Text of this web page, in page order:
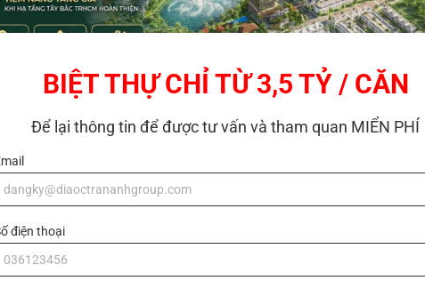
BIỆT THỰ CHỈ TỪ 3,5 TỶ / CĂN
Để lại thông tin để được tư vấn và tham quan MIỂN PHÍ
điện thoại